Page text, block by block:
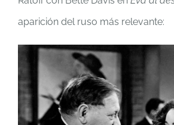
aparición del ruso más relevante: